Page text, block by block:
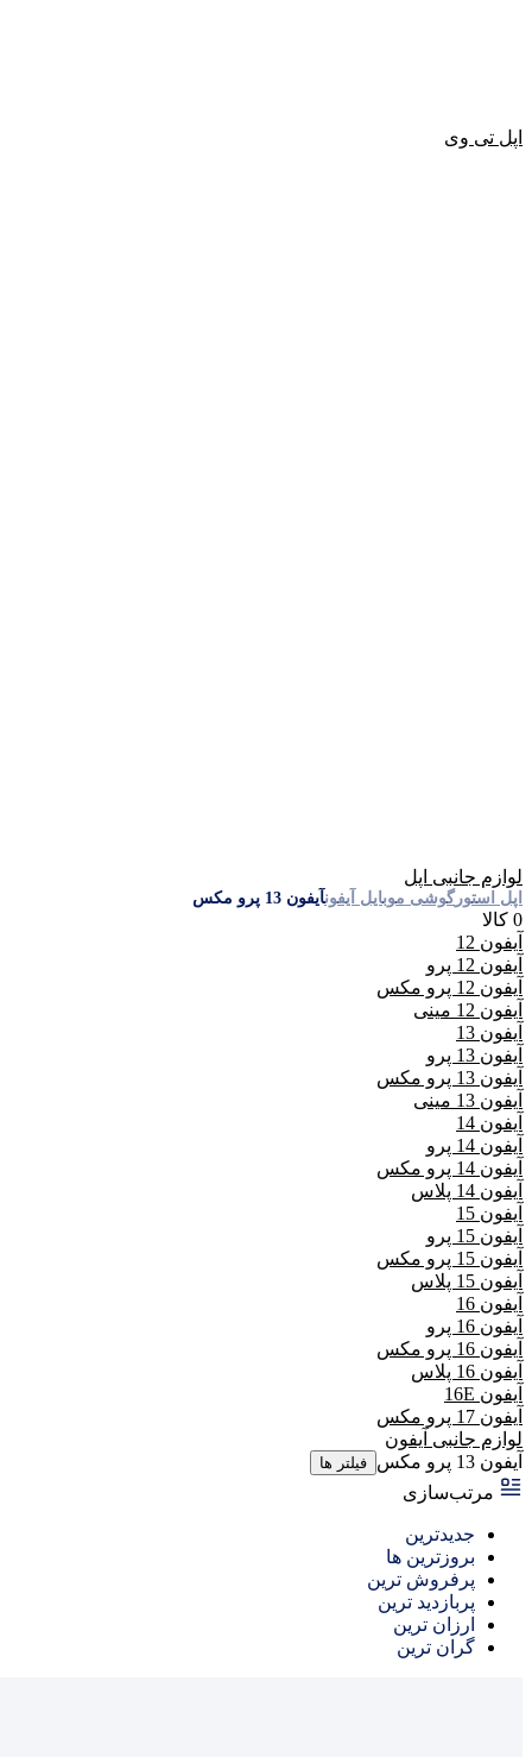
اپل تی وی
لوازم جانبی اپل
اپل استور گوشی موبایل آیفونآیفون 13 پرو مکس
0 کالا
آیفون 12
آیفون 12 پرو
آیفون 12 پرو مکس
آیفون 12 مینی
آیفون 13
آیفون 13 پرو
آیفون 13 پرو مکس
آیفون 13 مینی
آیفون 14
آیفون 14 پرو
آیفون 14 پرو مکس
آیفون 14 پلاس
آیفون 15
آیفون 15 پرو
آیفون 15 پرو مکس
آیفون 15 پلاس
آیفون 16
آیفون 16 پرو
آیفون 16 پرو مکس
آیفون 16 پلاس
آیفون 16E
آیفون 17 پرو مکس
لوازم جانبی آیفون
آیفون 13 پرو مکس
فیلتر ها
مرتب‌سازی
جدیدترین
بروزترین ها
پرفروش ترین
پربازدید ترین
ارزان ترین
گران ترین